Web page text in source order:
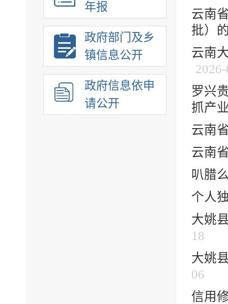
年报
政府部门及乡
镇信息公开
政府信息依申
请公开
云南
批）
云南
罗兴
抓产
云南
云南
叭腊
个人
大姚
18
大姚
06
信用